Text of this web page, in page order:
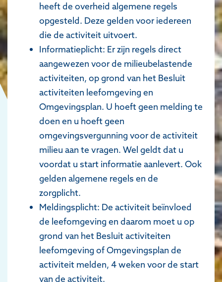
heeft de overheid algemene regels
opgesteld. Deze gelden voor iedereen
die de activiteit uitvoert.
Informatieplicht: Er zijn regels direct
aangewezen voor de milieubelastende
activiteiten, op grond van het Besluit
activiteiten leefomgeving en
Omgevingsplan. U hoeft geen melding te
doen en u hoeft geen
omgevingsvergunning voor de activiteit
milieu aan te vragen. Wel geldt dat u
voordat u start informatie aanlevert. Ook
gelden algemene regels en de
zorgplicht.
Meldingsplicht: De activiteit beïnvloed
de leefomgeving en daarom moet u op
grond van het Besluit activiteiten
leefomgeving of Omgevingsplan de
activiteit melden, 4 weken voor de start
van de activiteit.